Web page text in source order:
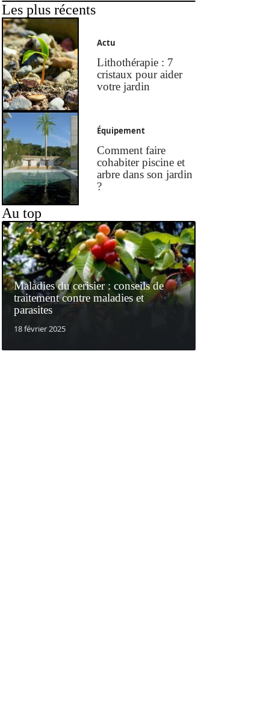
Les plus récents
Actu
Lithothérapie : 7
cristaux pour aider
votre jardin
Équipement
Comment faire
cohabiter piscine et
arbre dans son jardin
?
Au top
Maladies du cerisier : conseils de
traitement contre maladies et
parasites
18 février 2025